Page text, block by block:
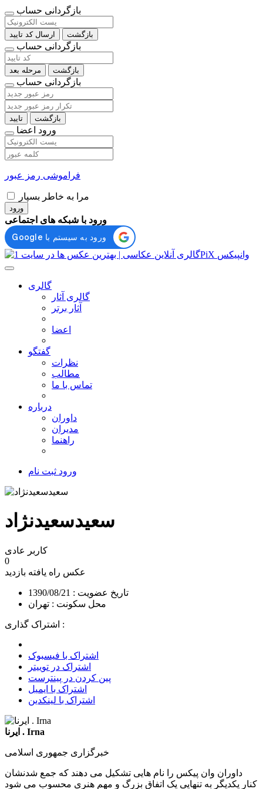
بازگردانی حساب
ارسال کد تایید بازگشت
بازگردانی حساب
مرحله بعد بازگشت
بازگردانی حساب
تایید بازگشت
ورود اعضا
فراموشی رمز عبور
مرا به خاطر بسپار
ورود
ورود با شبکه های اجتماعی
گالری
گالری آثار
آثار برتر
اعضا
گفتگو
نظرات
مطالب
تماس با ما
درباره
داوران
مدیران
راهنما
ورود ثبت نام
سعیدسعیدنژاد
کاربر عادی
0
عکس راه یافته بازدید
تاریخ عضویت : 1390/08/21
محل سکونت : تهران
اشتراک گذاری :
اشتراک با فیسبوک
اشتراک در توییتر
پین کردن در پینترست
اشتراک با ایمیل
اشتراک با لینکدین
ایرنا . Irna
خبرگزاری جمهوری اسلامی
داوران وان پیکس را نام هایی تشکیل می دهند که جمع شدنشان
کنار یکدیگر به تنهایی یک اتفاق بزرگ و مهم هنری محسوب می شود